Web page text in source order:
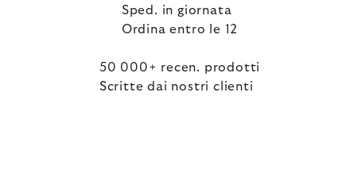
Sped. in giornata
Ordina entro le 12
50 000+ recen. prodotti
Scritte dai nostri clienti